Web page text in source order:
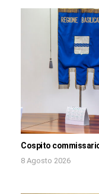
Cospito
8 Agosto 2026